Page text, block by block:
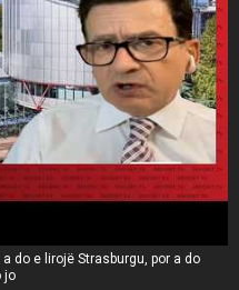
do e lirojë Strasburgu, por a do
jo